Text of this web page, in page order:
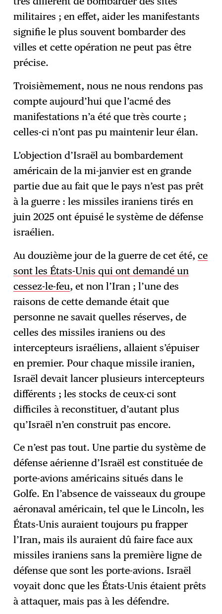
militaires ; en effet, aider les manifestants
signifie le plus souvent bombarder des
villes et cette opération ne peut pas être
précise.
Troisièmement, nous ne nous rendons pas
compte aujourd’hui que l’acmé des
manifestations n’a été que très courte ;
celles-ci n’ont pas pu maintenir leur élan.
L’objection d’Israël au bombardement
américain de la mi-janvier est en grande
partie due au fait que le pays n’est pas prêt
à la guerre : les missiles iraniens tirés en
juin 2025 ont épuisé le système de défense
israélien.
Au douzième jour de la guerre de cet été,ce
sont les États-Unis qui ont demandé un
cessez-le-feu, et non l’Iran ; l’une des
raisons de cette demande était que
personne ne savait quelles réserves, de
celles des missiles iraniens ou des
intercepteurs israéliens, allaient s’épuiser
en premier. Pour chaque missile iranien,
Israël devait lancer plusieurs intercepteurs
différents ; les stocks de ceux-ci sont
difficiles à reconstituer, d’autant plus
qu’Israël n’en construit pas encore.
Ce n’est pas tout. Une partie du système de
défense aérienne d’Israël est constituée de
porte-avions américains situés dans le
Golfe. En l’absence de vaisseaux du groupe
aéronaval américain, tel que le Lincoln, les
États-Unis auraient toujours pu frapper
l’Iran, mais ils auraient dû faire face aux
missiles iraniens sans la première ligne de
défense que sont les porte-avions. Israël
voyait donc que les États-Unis étaient prêts
à attaquer, mais pas à les défendre.